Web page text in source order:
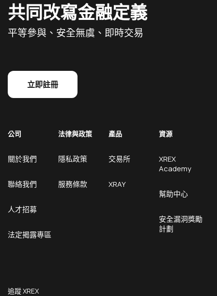
共同改寫金融定義
平等參與、安全無虞、即時交易
立即註冊
公司
關於我們
聯絡我們
人才招募
法定揭露專區
法律與政策
隱私政策
服務條款
產品
交易所
XRAY
資源
XREX
Academy
幫助中心
安全漏洞獎勵
計劃
追蹤 XREX